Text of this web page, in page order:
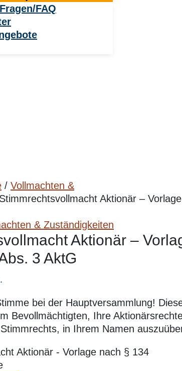
FAQ
/ Vollmachten &
Aktionär –
& Zuständigkeiten
Aktionär –
3 AktG
bei der Hauptversammlung!
Bevollmächtigten, Ihre
in Ihrem Namen
Aktionär - Vorlage nach § 134